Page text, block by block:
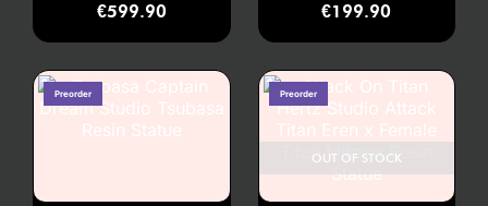
€599.90 €199.90
OUT OF STOCK